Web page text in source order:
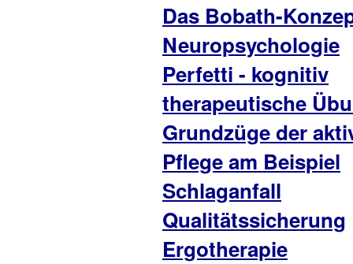
Das Bobath-
Neuropsychologie
Perfetti - kognitiv
therapeutische
Grundzüge der
Pflege am Beispiel
Schlaganfall
Qualitätssicherung
Ergotherapie